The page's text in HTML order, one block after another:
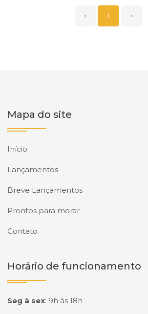
‹ 1 ›
Mapa do site
Início
Lançamentos
Breve Lançamentos
Prontos para morar
Contato
Horário de funcionamento
Seg à sex: 9h às 18h